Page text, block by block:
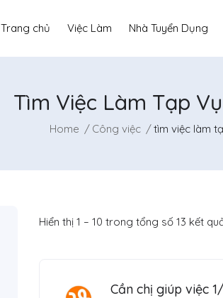
Trang chủ Việc Làm Nhà Tuyển Dụng
Tìm Việc Làm Tạp
Home Công việc tìm việc làm
Hiển thị1 –10 trong tổng số 13 kết
Cần chị giúp việc